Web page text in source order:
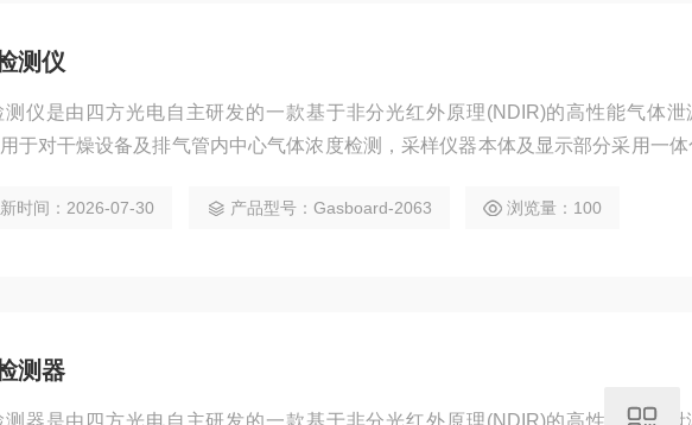
测仪
测仪是由四方光电自主研发的一款基于非分光红外原理(NDIR)的高性能气体泄
于对干燥设备及排气管内中心气体浓度检测，采样仪器本体及显示部分采用一
电流输出、RS485对外通讯及浓度超限报警输出功能，能够适用于复杂苛刻的
时间：2026-07-30 产品型号：Gasboard-2063 浏览量：100
测器
测器是由四方光电自主研发的一款基于非分光红外原理(NDIR)的高性能气体泄